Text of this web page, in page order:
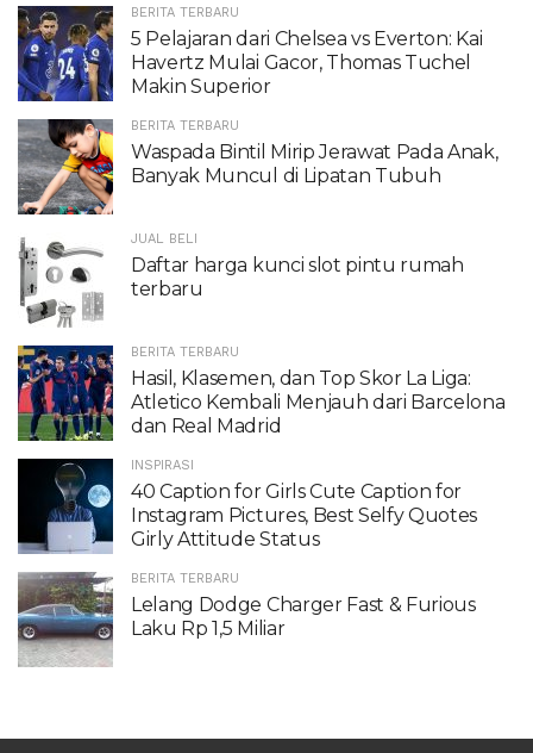
BERITA TERBARU
5 Pelajaran dari Chelsea vs Everton: Kai
Havertz Mulai Gacor, Thomas Tuchel
Makin Superior
BERITA TERBARU
Waspada Bintil Mirip Jerawat Pada Anak,
Banyak Muncul di Lipatan Tubuh
JUAL BELI
Daftar harga kunci slot pintu rumah
terbaru
BERITA TERBARU
Hasil, Klasemen, dan Top Skor La Liga:
Atletico Kembali Menjauh dari Barcelona
dan Real Madrid
INSPIRASI
40 Caption for Girls Cute Caption for
Instagram Pictures, Best Selfy Quotes
Girly Attitude Status
BERITA TERBARU
Lelang Dodge Charger Fast & Furious
Laku Rp 1,5 Miliar